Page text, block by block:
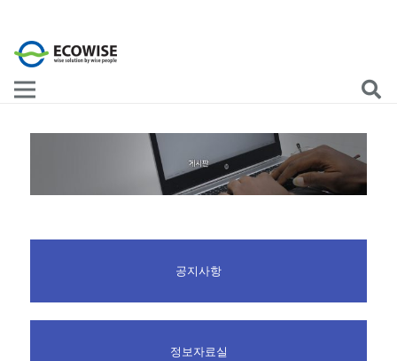
공지사항
정보자료실